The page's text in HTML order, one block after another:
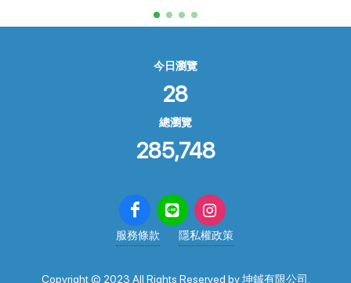
今日瀏覽
28
總瀏覽
285,748
服務條款 隱私權政策
Copyright © 2023 All Rights Reserved by 坤鋮有限公司.